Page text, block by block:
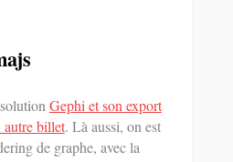
Gephi et son export
autre billet. Là aussi, on est
de graphe, avec la